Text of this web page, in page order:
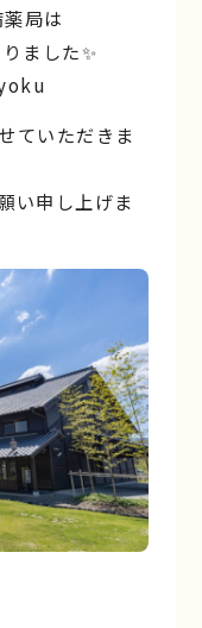
局は
ました✨
ていただきま
い申し上げま